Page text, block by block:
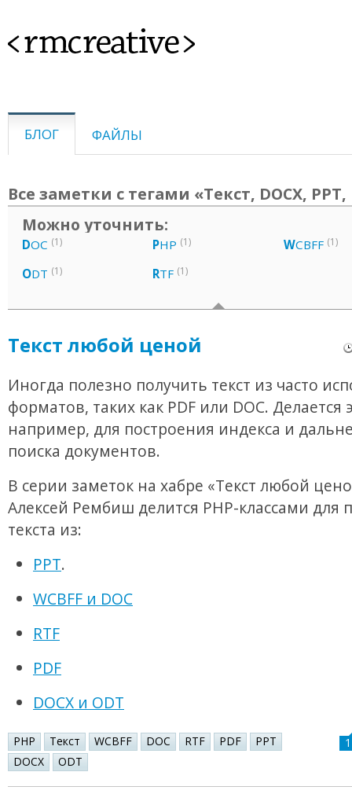
<rmcreative>
БЛОГ ФАЙЛЫ
Все заметки с тегами «Текст, DOCX, PPT,
Можно уточнить:
DOC (1)
ODT (1)
PHP (1)
RTF (1)
WCBFF (1)
Текст любой ценой
Иногда полезно получить текст из часто
форматов, таких как PDF или DOC. Делается
например, для построения индекса и
поиска документов.
В серии заметок на хабре «Текст любой
Алексей Рембиш делится PHP-классами для
текста из:
PPT.
WCBFF и DOC
RTF
PDF
DOCX и ODT
PHP Текст WCBFF DOC RTF PDF
PPT
DOCX
ODT